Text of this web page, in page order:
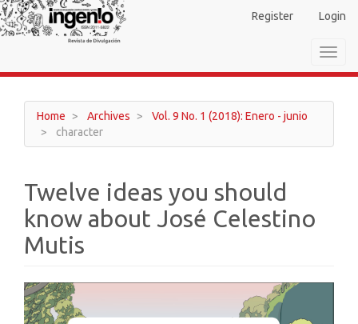
Main
Navigation
Main
Sidebar
Register Login
Home Archives
Vol. 9 No. 1 (2018): Enero - junio
character
Twelve ideas you should
know about José Celestino
Mutis
Article
Sidebar